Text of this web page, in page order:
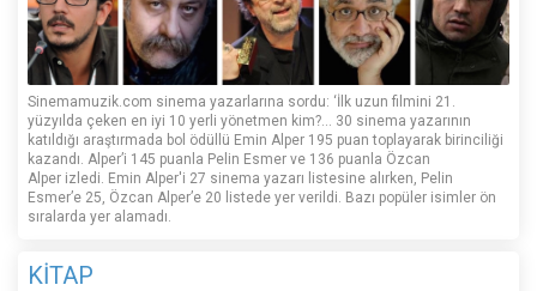
Sinemamuzik.com sinema yazarlarına sordu: ‘İlk uzun filmini 21.
yüzyılda çeken en iyi 10 yerli yönetmen kim?... 30 sinema yazarının
katıldığı araştırmada bol ödüllü Emin Alper 195 puan toplayarak birinciliği
kazandı. Alper’i 145 puanla Pelin Esmer ve 136 puanla Özcan
Alper izledi. Emin Alper'i 27 sinema yazarı listesine alırken, Pelin
Esmer’e 25, Özcan Alper’e 20 listede yer verildi. Bazı popüler isimler ön
sıralarda yer alamadı.
KİTAP